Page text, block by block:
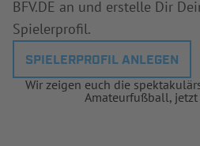
BFV.DE an und erstelle Dir
Spielerprofil.
SPIELERPROFIL ANLEGEN
Wir zeigen euch die
Amateurfußball,